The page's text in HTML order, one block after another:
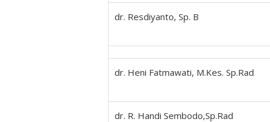
dr. Resdiyanto, Sp. B
dr. Heni Fatmawati, M.Kes. Sp.Rad
dr. R. Handi Sembodo,Sp.Rad